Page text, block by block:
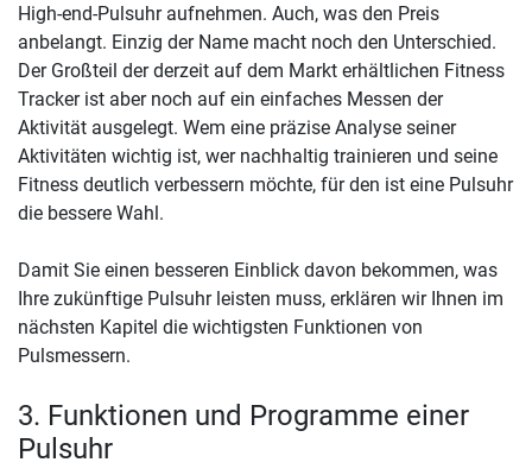
High-end-Pulsuhr aufnehmen. Auch, was den Preis
anbelangt. Einzig der Name macht noch den Unterschied.
Der Großteil der derzeit auf dem Markt erhältlichen Fitness
Tracker ist aber noch auf ein einfaches Messen der
Aktivität ausgelegt. Wem eine präzise Analyse seiner
Aktivitäten wichtig ist, wer nachhaltig trainieren und seine
Fitness deutlich verbessern möchte, für den ist eine Pulsuhr
die bessere Wahl.
Damit Sie einen besseren Einblick davon bekommen, was
Ihre zukünftige Pulsuhr leisten muss, erklären wir Ihnen im
nächsten Kapitel die wichtigsten Funktionen von
Pulsmessern.
3. Funktionen und Programme einer
Pulsuhr